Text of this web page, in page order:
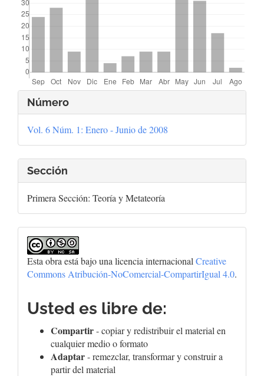
Detalles
del
artículo
Número
Vol. 6 Núm. 1: Enero - Junio de 2008
Sección
Primera Sección: Teoría y Metateoría
Esta obra está bajo una licencia internacional Creative
Commons Atribución-NoComercial-CompartirIgual 4.0.
Usted es libre de:
Compartir- copiar y redistribuir el material en
cualquier medio o formato
Adaptar- remezclar, transformar y construir a
partir del material